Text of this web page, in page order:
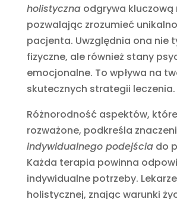
holistycznaodgrywa kluczową
pozwalając zrozumieć
pacjenta. Uwzględnia ona nie
fizyczne, ale również stany
emocjonalne. To wpływa na
skutecznych strategii leczenia.
Różnorodność aspektów,
rozważone, podkreśla
indywidualnego podejściado
Każda terapia powinna
indywidualne potrzeby.
holistycznej, znając warunki